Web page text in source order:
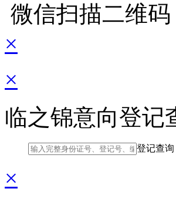
微信扫描二维码
×
×
临之锦意向登记
登记查询
×